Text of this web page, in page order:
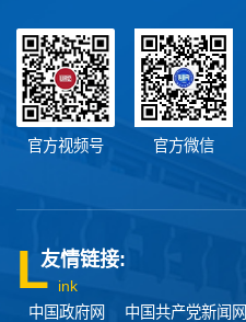
官方视频号 官方微信
友情链接:
ink
中国政府网
中国共产党新闻网